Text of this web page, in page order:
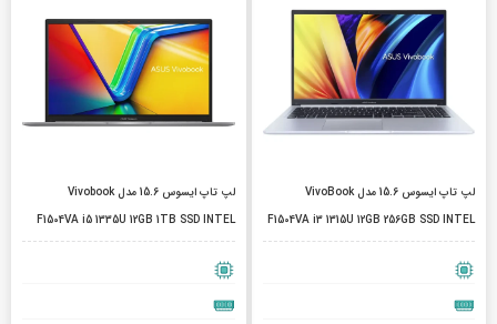
لپ تاپ ایسوس 15.6 مدل VivoBook
F1504VA i3 1315U 12GB 256GB SSD INTEL
لپ تاپ ایسوس 15.6 مدل Vivobook
F1504VA i5 1335U 12GB 1TB SSD INTEL